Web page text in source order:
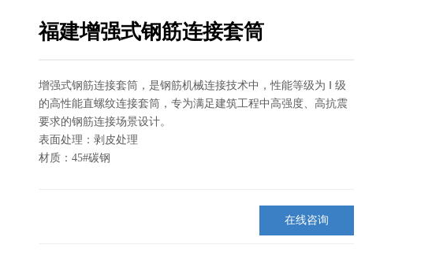
福建增强式钢筋连接套筒
增强式钢筋连接套筒，是钢筋机械连接技术中，性能等级为 Ⅰ 级
的高性能直螺纹连接套筒，专为满足建筑工程中高强度、高抗震
要求的钢筋连接场景设计。
表面处理：剥皮处理
材质：45#碳钢
在线咨询